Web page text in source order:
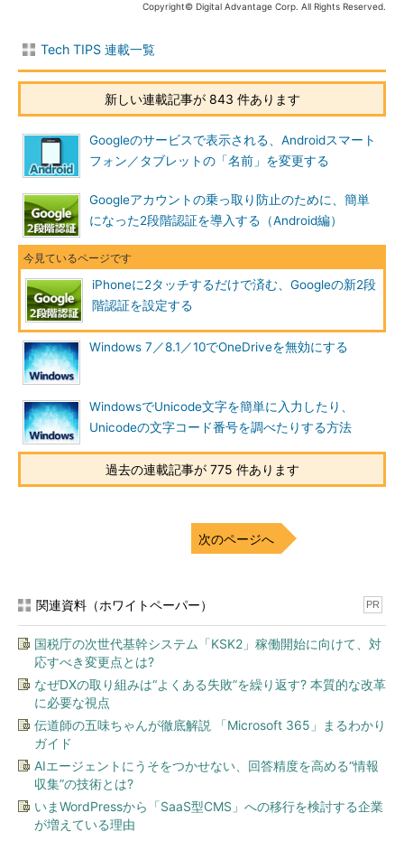
Googleアカウントの2段階認証を有効にする
Googleメッセージで認証してGoogleにログインする
複数のアカウントを単一のiPhoneで管理できる
Phoneを他人に操作されないように注意する
●2段階認証に必要な「Google」アプリをセットアップする
ッセージ」（英語では「Google Prompt」。以下では「Google
メッセージ
」と略す）をiOS端末で利用するには、その端末が次
の条件を全て満たしている必要がある。
「Google」アプリをインストールしてある
インターネットに接続されていて、プッシュ通知を受け取
れる
Googleメッセージでは、Googleアプリに対するプッシュ通知
を用いて、ログイン要求があったことをユーザーに伝えつつ、ロ
グインの承認を実行するのだ。
また、必須ではないけれど、同じ端末が次の機能も持っていた
方がよい（理由は後述）。
とプッシュ通知は常時受信できず、使いやすくはないだろう）。
以下ではiPhoneを前提に説明する。
まずはiPhoneにGoogleアプリをApp Storeからインストールし
よう。
iOS用Google アプリ（iTunes App Store）
インストールしたらアプリを起動して、2段階認証を設定した
いGoogleアカウントでログインする。
Copyright© Digital Advantage Corp. All Rights Reserved.
Tech TIPS 連載一覧
新しい連載記事が 843 件あります
Googleのサービスで表示される、Androidスマート
フォン／タブレットの「名前」を変更する
Googleアカウントの乗っ取り防止のために、簡単
になった2段階認証を導入する（Android編）
iPhoneに2タッチするだけで済む、Googleの新2段
階認証を設定する
Windows 7／8.1／10でOneDriveを無効にする
WindowsでUnicode文字を簡単に入力したり、
Unicodeの文字コード番号を調べたりする方法
過去の連載記事が 775 件あります
次のページへ
関連資料（ホワイトペーパー） PR
国税庁の次世代基幹システム「KSK2」稼働開始に向けて、対
応すべき変更点とは?
なぜDXの取り組みは“よくある失敗”を繰り返す? 本質的な改革
に必要な視点
伝道師の五味ちゃんが徹底解説 「Microsoft 365」まるわかり
ガイド
AIエージェントにうそをつかせない、回答精度を高める“情報
収集”の技術とは?
いまWordPressから「SaaS型CMS」への移行を検討する企業
が増えている理由